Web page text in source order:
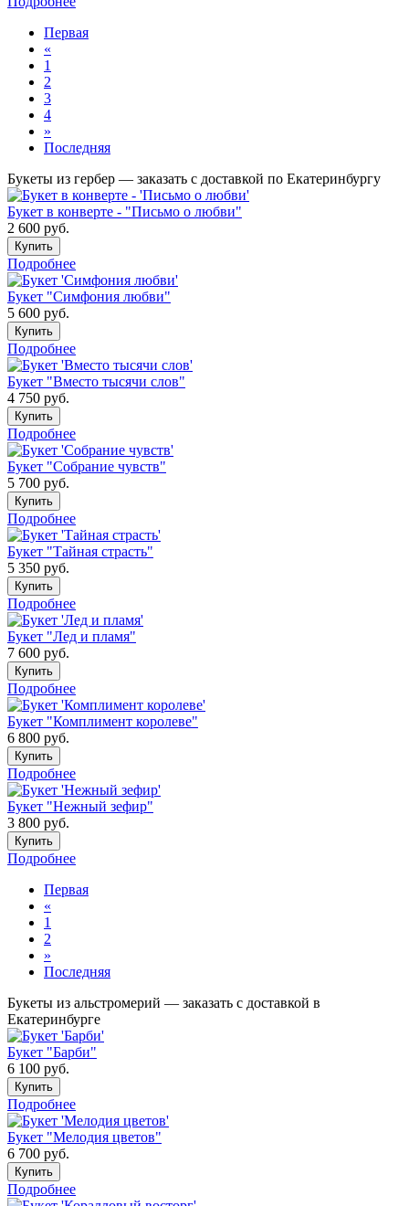
Первая
«
1
2
3
4
»
Последняя
Букеты из гербер — заказать с доставкой по Екатеринбургу
Букет в конверте - "Письмо о любви"
2 600 руб.
Купить
Подробнее
Букет "Симфония любви"
5 600 руб.
Купить
Подробнее
Букет "Вместо тысячи слов"
4 750 руб.
Купить
Подробнее
Букет "Собрание чувств"
5 700 руб.
Купить
Подробнее
Букет "Тайная страсть"
5 350 руб.
Купить
Подробнее
Букет "Лед и пламя"
7 600 руб.
Купить
Подробнее
Букет "Комплимент королеве"
6 800 руб.
Купить
Подробнее
Букет "Нежный зефир"
3 800 руб.
Купить
Подробнее
Первая
«
1
2
»
Последняя
Букеты из альстромерий — заказать с доставкой в
Екатеринбурге
Букет "Барби"
6 100 руб.
Купить
Подробнее
Букет "Мелодия цветов"
6 700 руб.
Купить
Подробнее